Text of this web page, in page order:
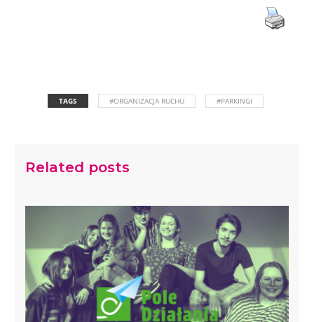
TAGS #ORGANIZACJA RUCHU #PARKINGI
Related posts